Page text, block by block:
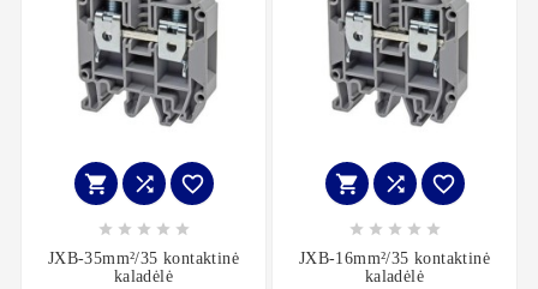
  
    
JXB-35mm²/35 kontaktinė
kaladėlė
  
    
JXB-16mm²/35 kontaktinė
kaladėlė